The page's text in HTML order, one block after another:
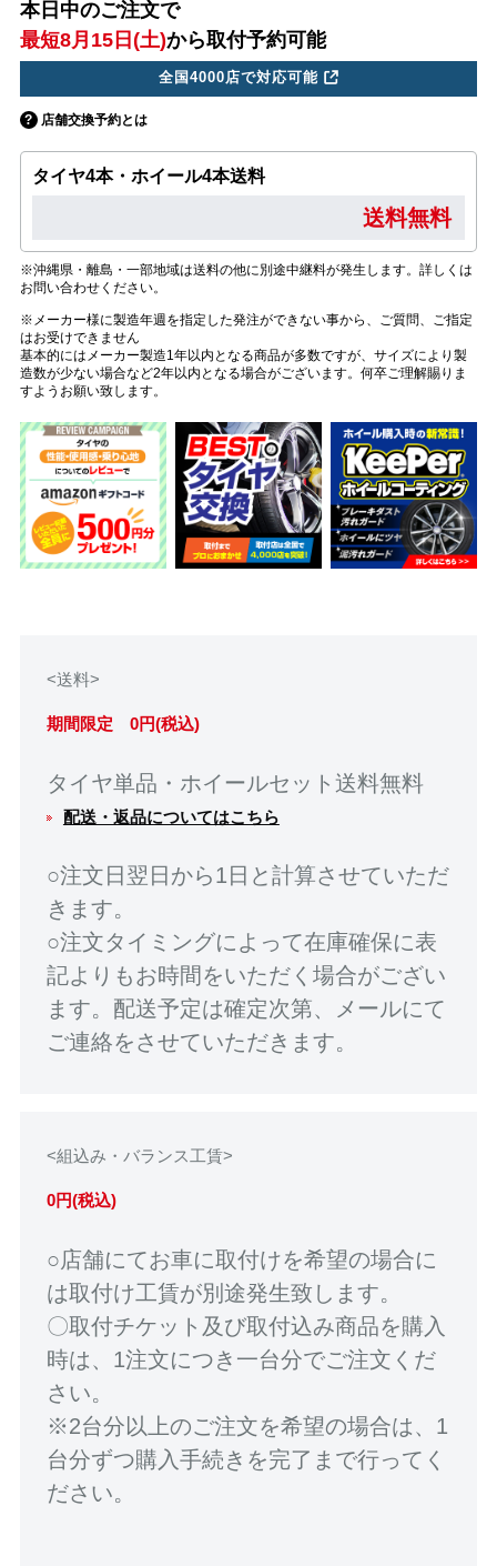
本日中のご注文で
最短8月15日(土)から取付予約可能
全国4000店で対応可能
店舗交換予約とは
タイヤ4本・ホイール4本送料
送料無料
※沖縄県・離島・一部地域は送料の他に別途中継料が発生します。詳しくは
お問い合わせください。
※メーカー様に製造年週を指定した発注ができない事から、ご質問、ご指定
はお受けできません
基本的にはメーカー製造1年以内となる商品が多数ですが、サイズにより製
造数が少ない場合など2年以内となる場合がございます。何卒ご理解賜りま
すようお願い致します。
<送料>
期間限定 0円(税込)
タイヤ単品・ホイールセット送料無料
配送・返品についてはこちら
○注文日翌日から1日と計算させていただ
きます。
○注文タイミングによって在庫確保に表
記よりもお時間をいただく場合がござい
ます。配送予定は確定次第、メールにて
ご連絡をさせていただきます。
<組込み・バランス工賃>
0円(税込)
○店舗にてお車に取付けを希望の場合に
は取付け工賃が別途発生致します。
〇取付チケット及び取付込み商品を購入
時は、1注文につき一台分でご注文くだ
さい。
※2台分以上のご注文を希望の場合は、1
台分ずつ購入手続きを完了まで行ってく
ださい。